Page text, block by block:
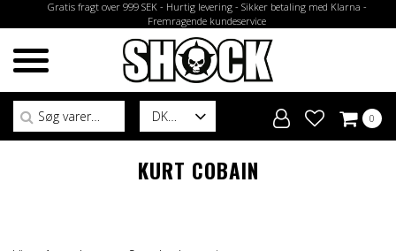
Gratis fragt over 999 SEK - Hurtig levering - Sikker betaling med Klarna -
Fremragende kundeservice
DK
Søg efter:
0
KURT COBAIN